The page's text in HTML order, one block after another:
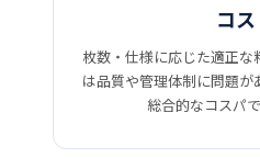
コス
枚数・仕様に応じた適正
は品質や管理体制に問題が
総合的なコスパ